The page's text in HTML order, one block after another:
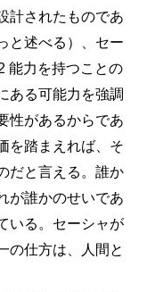
計されたものであ
と述べる）、セー
能力を持つことの
ある可能力を強調
性があるからであ
を踏まえれば、そ
だと言える。誰か
が誰かのせいであ
いる。セーシャが
の仕方は、人間と